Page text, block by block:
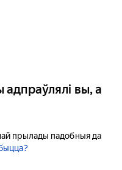
вы, а
прылады падобныя да